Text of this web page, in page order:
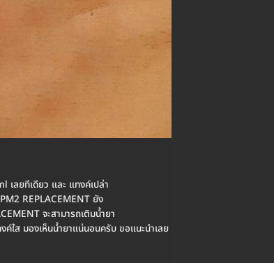
เลยทีเดียว และ แทงค์เปล่า
REPLACEMENT ยัง
จะสามารถเติมน้ำยา
ค์ใส มองเห็นน้ำยาแน่นอนครับ ขอแนะนำเลย